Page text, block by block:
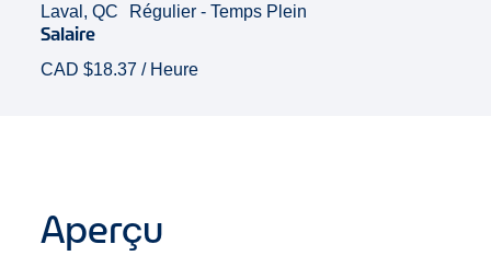
Laval, QC Régulier - Temps Plein
Salaire
CAD $18.37 / Heure
Aperçu